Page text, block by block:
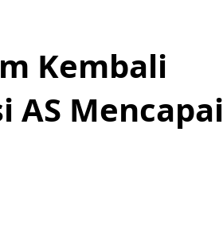
Kembali
AS Mencapai